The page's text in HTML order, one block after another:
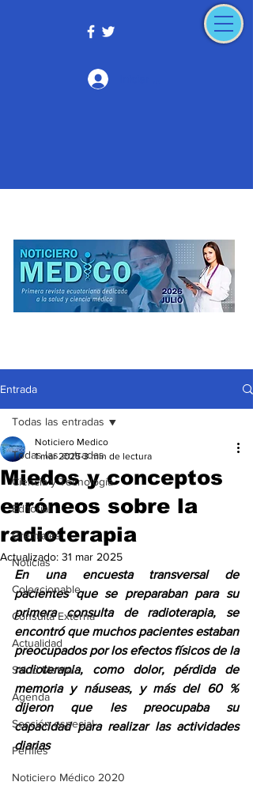
Entrada
Todas las entradas
Ciencia y Tecnología
Editorial
Gremiales
Noticias
Coleccionable
Consulta Externa
Actualidad
Salud Mental
Agenda
Sección especial
Perfiles
Noticiero Médico 2020
Todas las entradas
Miedos y conceptos
erróneos sobre la
radioterapia
Noticiero Medico
1 mar 2025 3 min de lectura
Actualizado: 31 mar 2025
En una encuesta transversal de
pacientes que se preparaban para su
primera consulta de radioterapia, se
encontró que muchos pacientes estaban
preocupados por los efectos físicos de la
radioterapia, como dolor, pérdida de
memoria y náuseas, y más del 60 %
dijeron que les preocupaba su
capacidad para realizar las actividades
diarias